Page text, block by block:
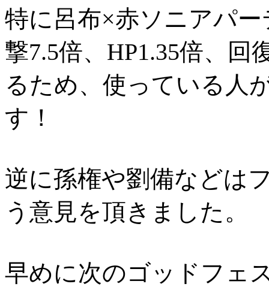
特に呂布×赤ソニアパ
撃7.5倍、HP1.35倍、
るため、使っている人
す！
逆に孫権や劉備などは
う意見を頂きました。
早めに次のゴッドフェ